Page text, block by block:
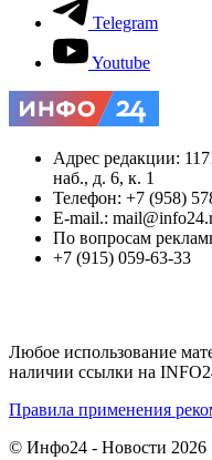
Telegram
Youtube
Адрес редакции:
наб., д. 6, к. 1
Телефон: +7 (958)
E-mail.:
По вопросам
+7 (915) 059-63-33
Любое использование
наличии ссылки на
Правила применения
© Инфо24 - Новости 2026